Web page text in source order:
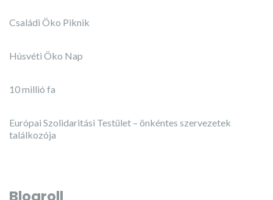
Családi Öko Piknik
Húsvéti Öko Nap
10 millió fa
Európai Szolidaritási Testület – önkéntes szervezetek
találkozója